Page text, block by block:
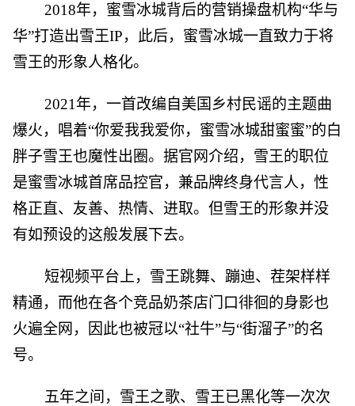
2018年，蜜雪冰城背后的营销操盘机构“华与
华”打造出雪王IP，此后，蜜雪冰城一直致力于将
雪王的形象人格化。
2021年，一首改编自美国乡村民谣的主题曲
爆火，唱着“你爱我我爱你，蜜雪冰城甜蜜蜜”的白
胖子雪王也魔性出圈。据官网介绍，雪王的职位
是蜜雪冰城首席品控官，兼品牌终身代言人，性
格正直、友善、热情、进取。但雪王的形象并没
有如预设的这般发展下去。
短视频平台上，雪王跳舞、蹦迪、茬架样样
精通，而他在各个竞品奶茶店门口徘徊的身影也
火遍全网，因此也被冠以“社牛”与“街溜子”的名
号。
五年之间，雪王之歌、雪王已黑化等一次次